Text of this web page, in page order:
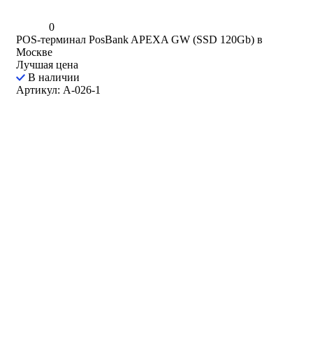
0
POS-терминал PosBank APEXA GW (SSD 120Gb) в
Москве
Лучшая цена
В наличии
Артикул: A-026-1